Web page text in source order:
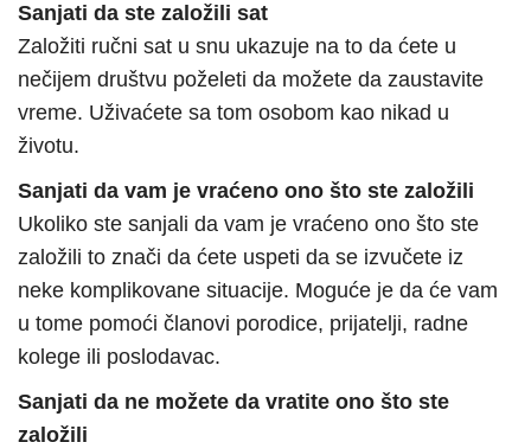
Sanjati da ste založili sat
Založiti ručni sat u snu ukazuje na to da ćete u
nečijem društvu poželeti da možete da zaustavite
vreme. Uživaćete sa tom osobom kao nikad u
životu.
Sanjati da vam je vraćeno ono što ste založili
Ukoliko ste sanjali da vam je vraćeno ono što ste
založili to znači da ćete uspeti da se izvučete iz
neke komplikovane situacije. Moguće je da će vam
u tome pomoći članovi porodice, prijatelji, radne
kolege ili poslodavac.
Sanjati da ne možete da vratite ono što ste
založili